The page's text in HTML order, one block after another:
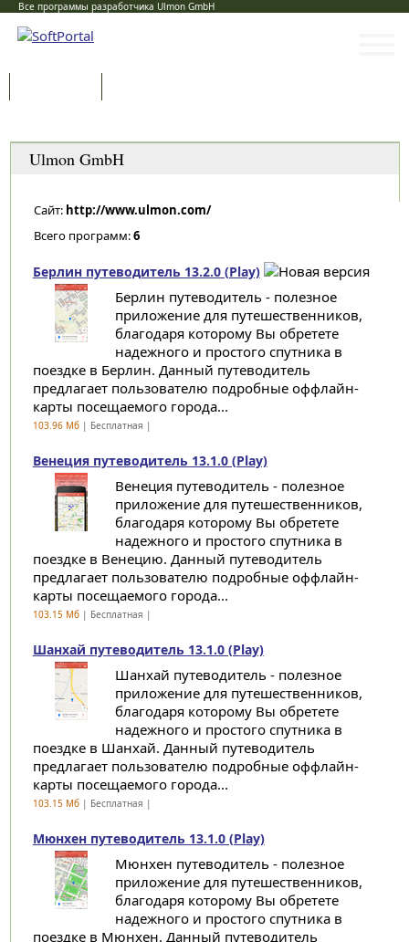
Все программы разработчика Ulmon GmbH
Ulmon GmbH
Сайт: http://www.ulmon.com/
Всего программ:6
Берлин путеводитель 13.2.0 (Play)
Берлин путеводитель - полезное
приложение для путешественников,
благодаря которому Вы обретете
надежного и простого спутника в
поездке в Берлин. Данный путеводитель
предлагает пользователю подробные оффлайн-
карты посещаемого города...
103.96 Мб| Бесплатная |
Венеция путеводитель 13.1.0 (Play)
Венеция путеводитель - полезное
приложение для путешественников,
благодаря которому Вы обретете
надежного и простого спутника в
поездке в Венецию. Данный путеводитель
предлагает пользователю подробные оффлайн-
карты посещаемого города...
103.15 Мб| Бесплатная |
Шанхай путеводитель 13.1.0 (Play)
Шанхай путеводитель - полезное
приложение для путешественников,
благодаря которому Вы обретете
надежного и простого спутника в
поездке в Шанхай. Данный путеводитель
предлагает пользователю подробные оффлайн-
карты посещаемого города...
103.15 Мб| Бесплатная |
Мюнхен путеводитель 13.1.0 (Play)
Мюнхен путеводитель - полезное
приложение для путешественников,
благодаря которому Вы обретете
надежного и простого спутника в
поездке в Мюнхен. Данный путеводитель